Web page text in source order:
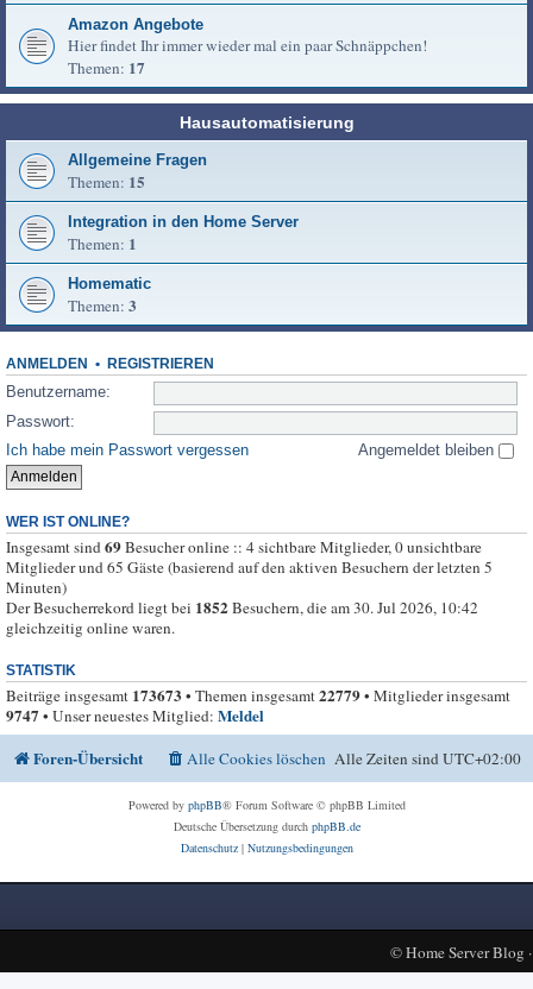
Amazon Angebote
Hier findet Ihr immer wieder mal ein paar Schnäppchen!
Themen: 17
Hausautomatisierung
Allgemeine Fragen
Themen: 15
Integration in den Home Server
Themen: 1
Homematic
Themen: 3
ANMELDEN • REGISTRIEREN
Benutzername:
Passwort:
Ich habe mein Passwort vergessen
Angemeldet bleiben
WER IST ONLINE?
Insgesamt sind69Besucher online :: 4 sichtbare Mitglieder, 0 unsichtbare
Mitglieder und 65 Gäste (basierend auf den aktiven Besuchern der letzten 5
Minuten)
Der Besucherrekord liegt bei 1852Besuchern, die am 30. Jul 2026, 10:42
gleichzeitig online waren.
STATISTIK
Beiträge insgesamt 173673 • Themen insgesamt22779• Mitglieder insgesamt
9747• Unser neuestes Mitglied: Meldel
Foren-Übersicht
Alle Zeiten sindUTC+02:00
Alle Cookies löschen
Powered by phpBB® Forum Software © phpBB Limited
Deutsche Übersetzung durch phpBB.de
Datenschutz| Nutzungsbedingungen
©Home Server Blog